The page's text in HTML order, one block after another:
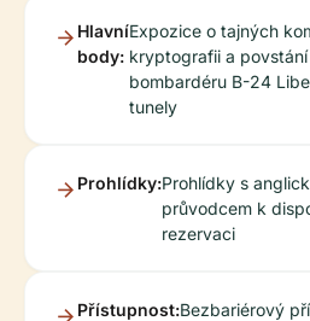
Hlavní
body:
Expozice o tajných
kryptografii a
bombardéru B-24
tunely
Prohlídky:Prohlídky s
průvodcem k
rezervaci
Přístupnost:Bezbariérový